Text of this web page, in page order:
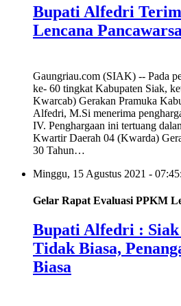
Bupati Alfedri
Lencana
Gaungriau.com (SIAK) -- Pada
ke- 60 tingkat Kabupaten Siak,
Kwarcab) Gerakan Pramuka
Alfedri, M.Si menerima
IV. Penghargaan ini tertuang
Kwartir Daerah 04 (Kwarda)
30 Tahun…
Minggu, 15 Agustus 2021 -
Gelar Rapat Evaluasi PPKM
Bupati Alfedri :
Tidak Biasa,
Biasa